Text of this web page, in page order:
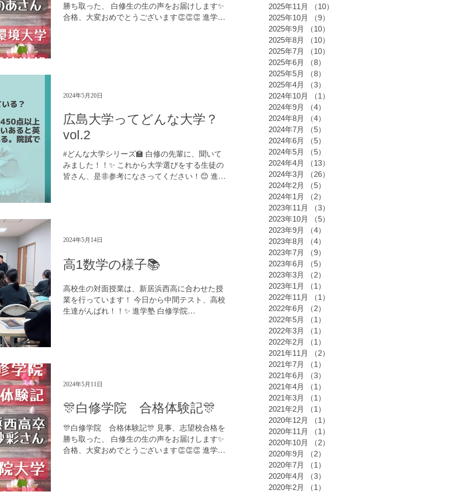
勝ち取った、 白修生の生の声をお届けします✨
合格、大変おめでとうございます👏👏👏 進学塾
広島大学ってどんな大学？
vol.2
#どんな大学シリーズ🏫 白修の先輩に、聞いて
みました！！✨ これから大学選びをする生徒の
皆さん、是非参考になさってください！😊 進学
2024年5月20日
高1数学の様子📚
高校生の対面授業は、新居浜西高に合わせた授
業を行っています！ 今日から中間テスト、高校
生達がんばれ！！✨ 進学塾 白修学院
2024年5月14日
🎊白修学院 合格体験記🎊
🎊白修学院 合格体験記🎊 見事、志望校合格を
勝ち取った、 白修生の生の声をお届けします✨
合格、大変おめでとうございます👏👏👏 進学塾
2024年5月11日
2025年11月
（10）
2025年10月
（9）
2025年9月
（10）
2025年8月
（10）
2025年7月
（10）
2025年6月
（8）
2025年5月
（8）
2025年4月
（3）
2024年10月
（1）
2024年9月
（4）
2024年8月
（4）
2024年7月
（5）
2024年6月
（5）
2024年5月
（5）
2024年4月
（13）
2024年3月
（26）
2024年2月
（5）
2024年1月
（2）
2023年11月
（3）
2023年10月
（5）
2023年9月
（4）
2023年8月
（4）
2023年7月
（9）
2023年6月
（5）
2023年3月
（2）
2023年1月
（1）
2022年11月
（1）
2022年6月
（2）
2022年5月
（1）
2022年3月
（1）
2022年2月
（1）
2021年11月
（2）
2021年7月
（1）
2021年6月
（3）
2021年4月
（1）
2021年3月
（1）
2021年2月
（1）
2020年12月
（1）
2020年11月
（1）
2020年10月
（2）
2020年9月
（2）
2020年7月
（1）
2020年4月
（3）
2020年2月
（1）